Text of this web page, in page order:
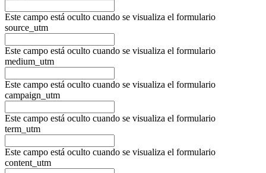
Este campo está oculto cuando se visualiza el formulario
source_utm
Este campo está oculto cuando se visualiza el formulario
medium_utm
Este campo está oculto cuando se visualiza el formulario
campaign_utm
Este campo está oculto cuando se visualiza el formulario
term_utm
Este campo está oculto cuando se visualiza el formulario
content_utm